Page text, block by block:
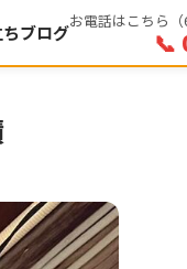
ブログ
お電話はこちら（
📞